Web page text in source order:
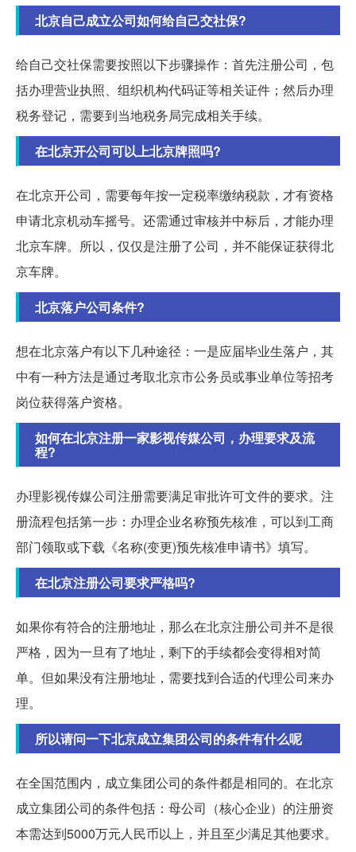
北京自己成立公司如何给自己交社保?
给自己交社保需要按照以下步骤操作：首先注册公司，包
括办理营业执照、组织机构代码证等相关证件；然后办理
税务登记，需要到当地税务局完成相关手续。
在北京开公司可以上北京牌照吗?
在北京开公司，需要每年按一定税率缴纳税款，才有资格
申请北京机动车摇号。还需通过审核并中标后，才能办理
北京车牌。所以，仅仅是注册了公司，并不能保证获得北
京车牌。
北京落户公司条件?
想在北京落户有以下几种途径：一是应届毕业生落户，其
中有一种方法是通过考取北京市公务员或事业单位等招考
岗位获得落户资格。
如何在北京注册一家影视传媒公司，办理要求及流
程?
办理影视传媒公司注册需要满足审批许可文件的要求。注
册流程包括第一步：办理企业名称预先核准，可以到工商
部门领取或下载《名称(变更)预先核准申请书》填写。
在北京注册公司要求严格吗?
如果你有符合的注册地址，那么在北京注册公司并不是很
严格，因为一旦有了地址，剩下的手续都会变得相对简
单。但如果没有注册地址，需要找到合适的代理公司来办
理。
所以请问一下北京成立集团公司的条件有什么呢
在全国范围内，成立集团公司的条件都是相同的。在北京
成立集团公司的条件包括：母公司（核心企业）的注册资
本需达到5000万元人民币以上，并且至少满足其他要求。